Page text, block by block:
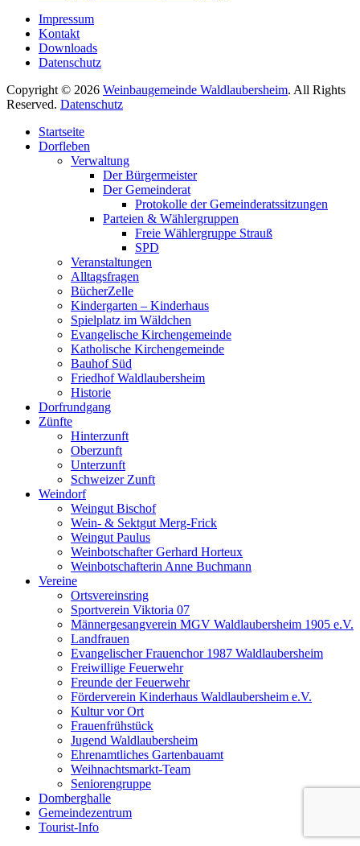
Impressum
Kontakt
Downloads
Datenschutz
Copyright © 2026 Weinbaugemeinde Waldlaubersheim. All Rights
Reserved. Datenschutz
oben
scrollen
Startseite
Dorfleben
Verwaltung
Der Bürgermeister
Der Gemeinderat
Protokolle der Gemeinderatssitzungen
Parteien & Wählergruppen
Freie Wählergruppe Strauß
SPD
Veranstaltungen
Alltagsfragen
BücherZelle
Kindergarten – Kinderhaus
Spielplatz im Wäldchen
Evangelische Kirchengemeinde
Katholische Kirchengemeinde
Bauhof Süd
Friedhof Waldlaubersheim
Historie
Dorfrundgang
Zünfte
Hinterzunft
Oberzunft
Unterzunft
Schweizer Zunft
Weindorf
Weingut Bischof
Wein- & Sektgut Merg-Frick
Weingut Paulus
Weinbotschafter Gerhard Horteux
Weinbotschafterin Anne Buchmann
Vereine
Ortsvereinsring
Sportverein Viktoria 07
Männergesangverein MGV Waldlaubersheim 1905 e.V.
Landfrauen
Evangelischer Frauenchor 1987 Waldlaubersheim
Freiwillige Feuerwehr
Freunde der Feuerwehr
Förderverein Kinderhaus Waldlaubersheim e.V.
Kultur vor Ort
Frauenfrühstück
Jugend Waldlaubersheim
Ehrenamtliches Gartenbauamt
Weihnachtsmarkt-Team
Seniorengruppe
Domberghalle
Gemeindezentrum
Tourist-Info